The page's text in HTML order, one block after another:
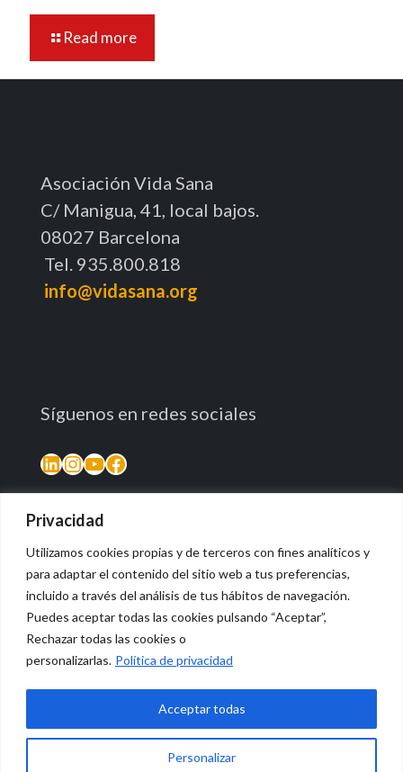
Privacidad
Utilizamos cookies propias y de terceros con fines analíticos y
para adaptar el contenido del sitio web a tus preferencias,
incluido a través del análisis de tus hábitos de navegación.
Puedes aceptar todas las cookies pulsando “Aceptar”,
Rechazar todas las cookies o
personalizarlas. Política de privacidad
Personalizar
Acceptar todas
Read more
Asociación Vida Sana
C/ Manigua, 41, local bajos.
08027 Barcelona
Tel. 935.800.818
info@vidasana.org
Síguenos en redes sociales
LinkedIn
Instagram
YouTube
Facebook
© 2026 Vidasana | All Rights Reserved
Aviso legal
Política de privacidad
Política de devolución monetaria